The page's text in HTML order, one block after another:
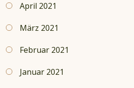
April 2021
März 2021
Februar 2021
Januar 2021